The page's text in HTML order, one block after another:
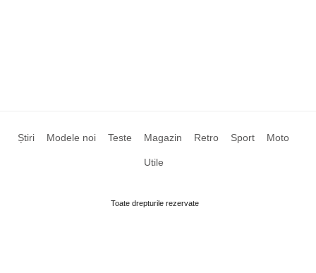
Știri Modele noi Teste Magazin Retro Sport Moto
Utile
Toate drepturile rezervate